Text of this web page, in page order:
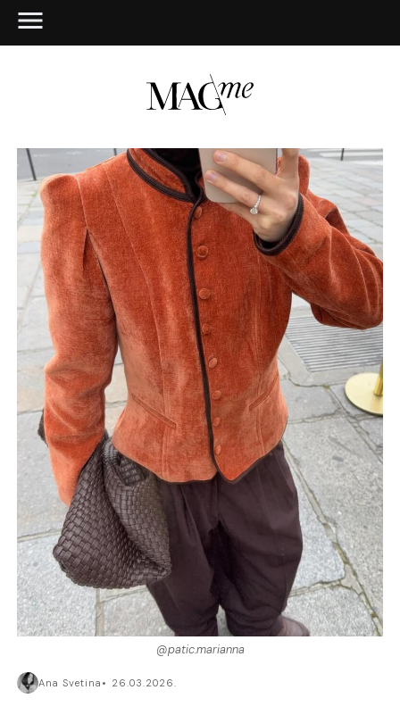
@patic.marianna
Ana Svetina 26.03.2026.